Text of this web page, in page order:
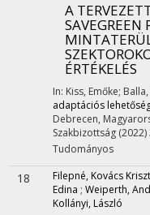
A
SAVEGREEN
ÉRTÉKELÉS
In: Kiss, Emőke;
adaptációs
Debrecen,
Szakbizottság (2022)
Tudományos
18 Filepné, Kovács
Edina ; Weiperth,
Kollányi, László